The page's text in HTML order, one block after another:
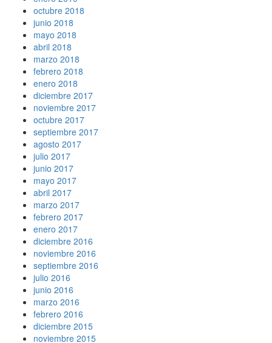
octubre 2018
junio 2018
mayo 2018
abril 2018
marzo 2018
febrero 2018
enero 2018
diciembre 2017
noviembre 2017
octubre 2017
septiembre 2017
agosto 2017
julio 2017
junio 2017
mayo 2017
abril 2017
marzo 2017
febrero 2017
enero 2017
diciembre 2016
noviembre 2016
septiembre 2016
julio 2016
junio 2016
marzo 2016
febrero 2016
diciembre 2015
noviembre 2015